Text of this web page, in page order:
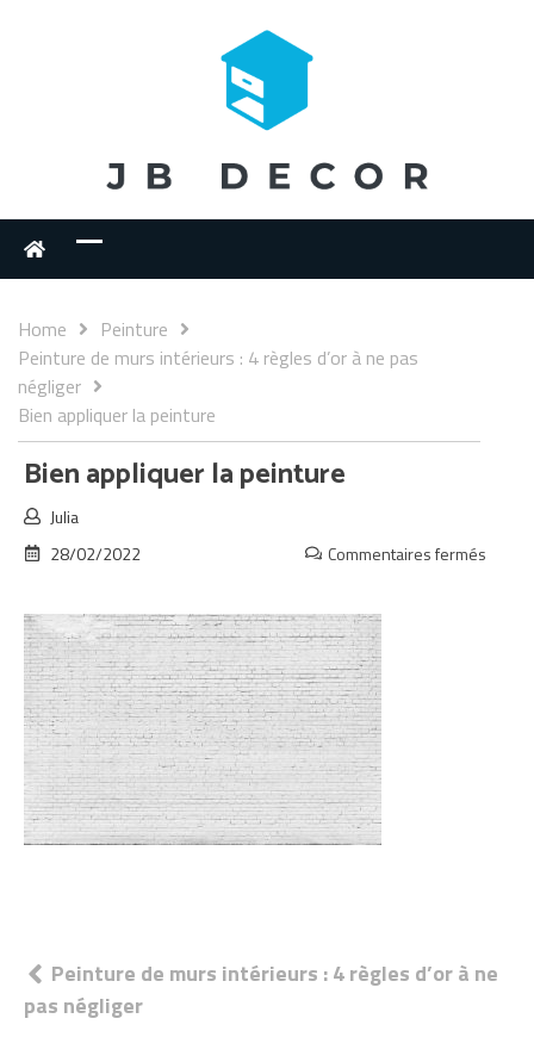
Home
Peinture
Peinture de murs intérieurs : 4 règles d’or à ne pas
négliger
Bien appliquer la peinture
Bien appliquer la peinture
Julia
28/02/2022
Commentaires fermés
Navigation
de
Peinture de murs intérieurs : 4 règles d’or à ne
pas négliger